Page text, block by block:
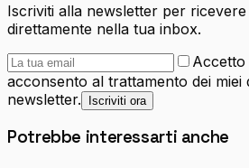
Iscriviti alla newsletter per
direttamente nella tua inbox.
Accetto
acconsento al trattamento dei miei
newsletter.
Iscriviti ora
Potrebbe interessarti anche